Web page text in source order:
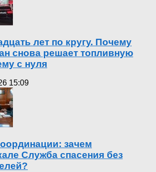
лет по кругу. Почему
снова решает топливную
с нуля
15:09
зачем
Служба спасения без